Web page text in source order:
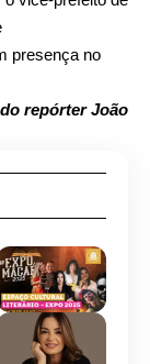
presença no
repórter João